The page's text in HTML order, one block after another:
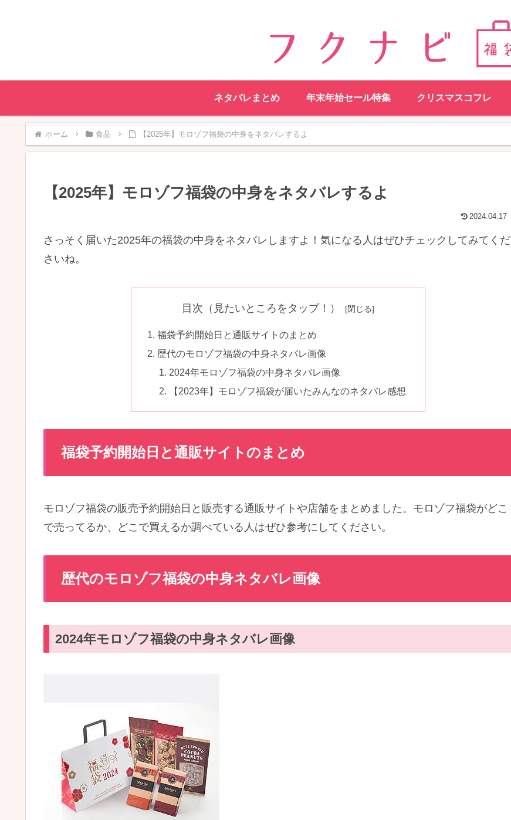
ネタバレまとめ 年末年始セール特集 クリスマスコフレ
ホーム 食品 【2025年】モロゾフ福袋の中身をネタバレするよ
【2025年】モロゾフ福袋の中身をネタバレするよ
2024.04.17
さっそく届いた2025年の福袋の中身をネタバレしますよ！気になる人はぜひチェックしてみてくだ
さいね。
目次（見たいところをタップ！）
福袋予約開始日と通販サイトのまとめ
歴代のモロゾフ福袋の中身ネタバレ画像
2024年モロゾフ福袋の中身ネタバレ画像
【2023年】モロゾフ福袋が届いたみんなのネタバレ感想
福袋予約開始日と通販サイトのまとめ
モロゾフ福袋の販売予約開始日と販売する通販サイトや店舗をまとめました。モロゾフ福袋がどこ
で売ってるか、どこで買えるか調べている人はぜひ参考にしてください。
歴代のモロゾフ福袋の中身ネタバレ画像
2024年モロゾフ福袋の中身ネタバレ画像